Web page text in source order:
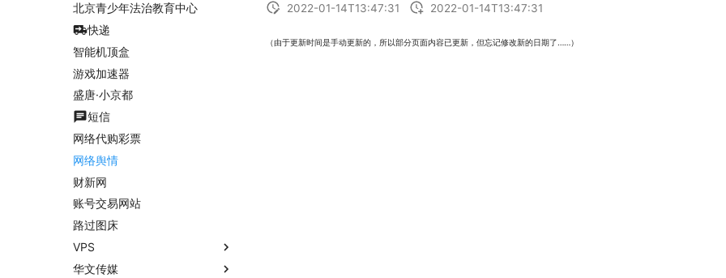
北京青少年法治教育中心
快递
智能机顶盒
游戏加速器
盛唐·小京都
短信
网络代购彩票
网络舆情
财新网
账号交易网站
路过图床
VPS
华文传媒
2022-01-14T13:47:31 2022-01-14T13:47:31
（由于更新时间是手动更新的，所以部分页面内容已更新，但忘记修改新的日期了……）